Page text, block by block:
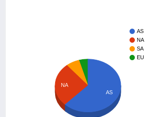
AS
NA
SA
EU
NA
AS